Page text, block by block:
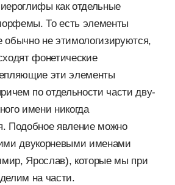
как отдельные
То есть элементы
обычно не этимологизируются,
фонетические
эти элементы
по отдельности части дву-
имени никогда
Подобное явление можно
двукорневыми именами
Ярослав), которые мы при
на части.